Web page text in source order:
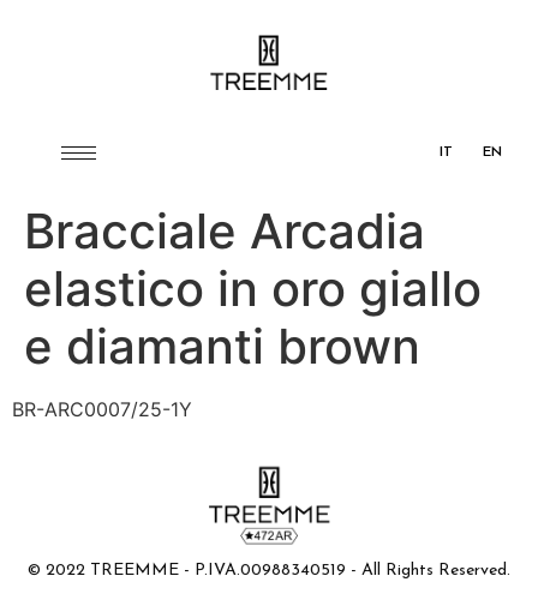
IT EN
Bracciale Arcadia
elastico in oro giallo
e diamanti brown
BR-ARC0007/25-1Y
© 2022 TREEMME - P.IVA.00988340519 - All Rights Reserved.